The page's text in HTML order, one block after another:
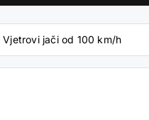
jači od 100 km/h